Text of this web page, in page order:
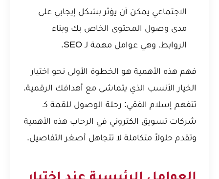
الاجتماعي يمكن أن يؤثر بشكل إيجابي على
مدى وصول المحتوى الخاص بك وبناء
الروابط، وهي عوامل مهمة لـ SEO.
فهم هذه الأهمية هو الخطوة الأولى نحو اختيار
الخيار الأنسب الذي يتماشى مع أهدافك الرقمية.
تتفهم إسلام الفقي: رحلة الوصول للقمة كـ
شركات تسويق الكتروني في الرحاب هذه الأهمية
وتقدم حلولاً متكاملة لا تتجاهل أصغر التفاصيل.